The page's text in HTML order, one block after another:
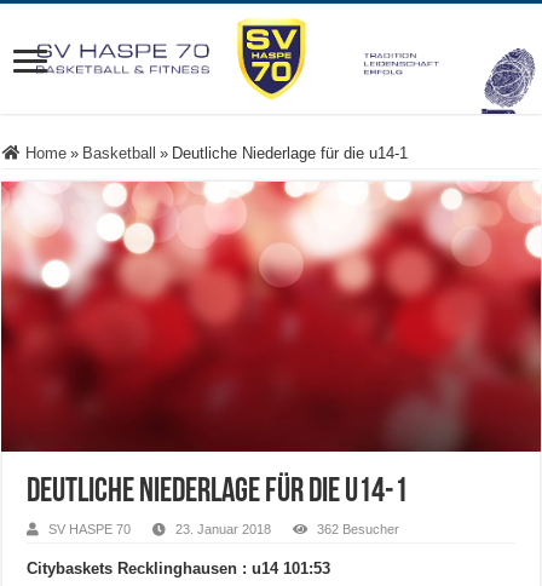
Home » Basketball » Deutliche Niederlage für die u14-1
Deutliche Niederlage für die u14-1
SV HASPE 70 23. Januar 2018 362 Besucher
Citybaskets Recklinghausen : u14 101:53